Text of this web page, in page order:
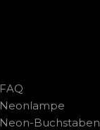
FAQ
Neonlampe
Neon-Buchstaben